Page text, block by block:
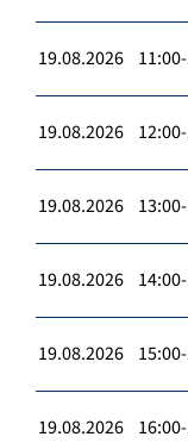
19.08.2026
19.08.2026
19.08.2026
19.08.2026
19.08.2026
19.08.2026